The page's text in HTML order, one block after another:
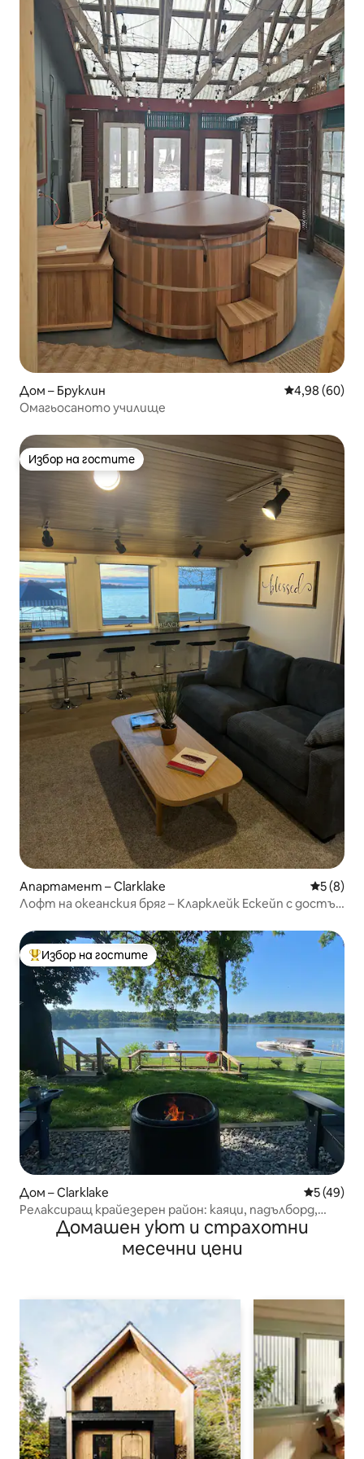
Дом – Бруклин Средна
4,98 (60)
Омагьосаното училище
Избор на гостите
Избор на гостите
Апартамент – Clarklake Средна
5 (8)
Лофт на океанския бряг – Кларклейк Ескейп с достъп
Най-популярен избор на гостите
Избор на гостите
Дом – Clarklake Средна
5 (49)
Релаксиращ крайезерен район: каяци, падълборд,
риболов!Домашен уют и страхотни
месечни цени